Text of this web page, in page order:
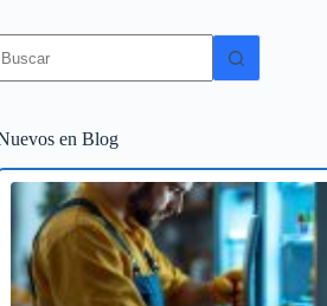
resultados
en Blog